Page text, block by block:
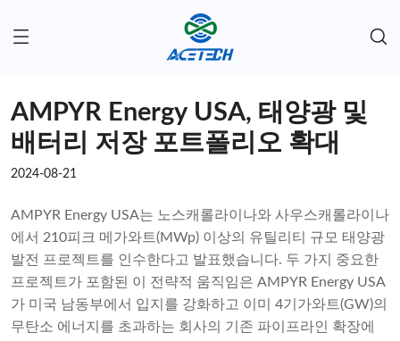
AMPYR Energy USA, 태양광 및
배터리 저장 포트폴리오 확대
2024-08-21
AMPYR Energy USA는 노스캐롤라이나와 사우스캐롤라이나
에서 210피크 메가와트(MWp) 이상의 유틸리티 규모 태양광
발전 프로젝트를 인수한다고 발표했습니다. 두 가지 중요한
프로젝트가 포함된 이 전략적 움직임은 AMPYR Energy USA
가 미국 남동부에서 입지를 강화하고 이미 4기가와트(GW)의
무탄소 에너지를 초과하는 회사의 기존 파이프라인 확장에